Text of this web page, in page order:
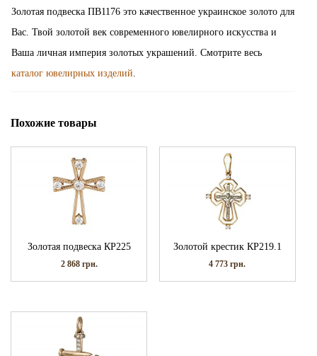
Золотая подвеска ПВ1176 это качественное украинское золото для
Вас. Твой золотой век современного ювелирного искусства и
Ваша личная империя золотых украшений. Смотрите весь
каталог ювелирных изделий
Похожие товары
Золотая подвеска КР225
2 868 грн.
Золотой крестик КР219.1
4 773грн.